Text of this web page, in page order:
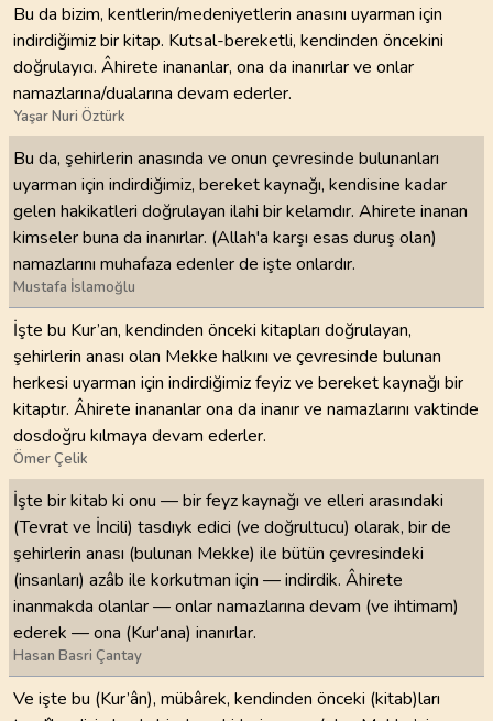
Bu da bizim, kentlerin/medeniyetlerin anasını uyarman için
indirdiğimiz bir kitap. Kutsal-bereketli, kendinden öncekini
doğrulayıcı. Âhirete inananlar, ona da inanırlar ve onlar
namazlarına/dualarına devam ederler.
Yaşar Nuri Öztürk
Bu da, şehirlerin anasında ve onun çevresinde bulunanları
uyarman için indirdiğimiz, bereket kaynağı, kendisine kadar
gelen hakikatleri doğrulayan ilahi bir kelamdır. Ahirete inanan
kimseler buna da inanırlar. (Allah'a karşı esas duruş olan)
namazlarını muhafaza edenler de işte onlardır.
Mustafa İslamoğlu
İşte bu Kur’an, kendinden önceki kitapları doğrulayan,
şehirlerin anası olan Mekke halkını ve çevresinde bulunan
herkesi uyarman için indirdiğimiz feyiz ve bereket kaynağı bir
kitaptır. Âhirete inananlar ona da inanır ve namazlarını vaktinde
dosdoğru kılmaya devam ederler.
Ömer Çelik
İşte bir kitab ki onu — bir feyz kaynağı ve elleri arasındaki
(Tevrat ve İncili) tasdıyk edici (ve doğrultucu) olarak, bir de
şehirlerin anası (bulunan Mekke) ile bütün çevresindeki
(insanları) azâb ile korkutman için — indirdik. Âhirete
inanmakda olanlar — onlar namazlarına devam (ve ihtimam)
ederek — ona (Kur'ana) inanırlar.
Hasan Basri Çantay
Ve işte bu (Kur’ân), mübârek, kendinden önceki (kitab)ları